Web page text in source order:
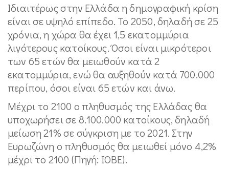
Ιδιαιτέρως στην Ελλάδα η δημογραφική κρίση
είναι σε υψηλό επίπεδο. Το 2050, δηλαδή σε 25
χρόνια, η χώρα θα έχει 1,5 εκατομμύρια
λιγότερους κατοίκους. Όσοι είναι μικρότεροι
των 65 ετών θα μειωθούν κατά 2
εκατομμύρια, ενώ θα αυξηθούν κατά 700.000
περίπου, όσοι είναι 65 ετών και άνω.
Μέχρι το 2100 ο πληθυσμός της Ελλάδας θα
υποχωρήσει σε 8.100.000 κατοίκους, δηλαδή
μείωση 21% σε σύγκριση με το 2021. Στην
Ευρωζώνη ο πληθυσμός θα μειωθεί μόνο 4,2%
μέχρι το 2100 (Πηγή: ΙΟΒΕ).